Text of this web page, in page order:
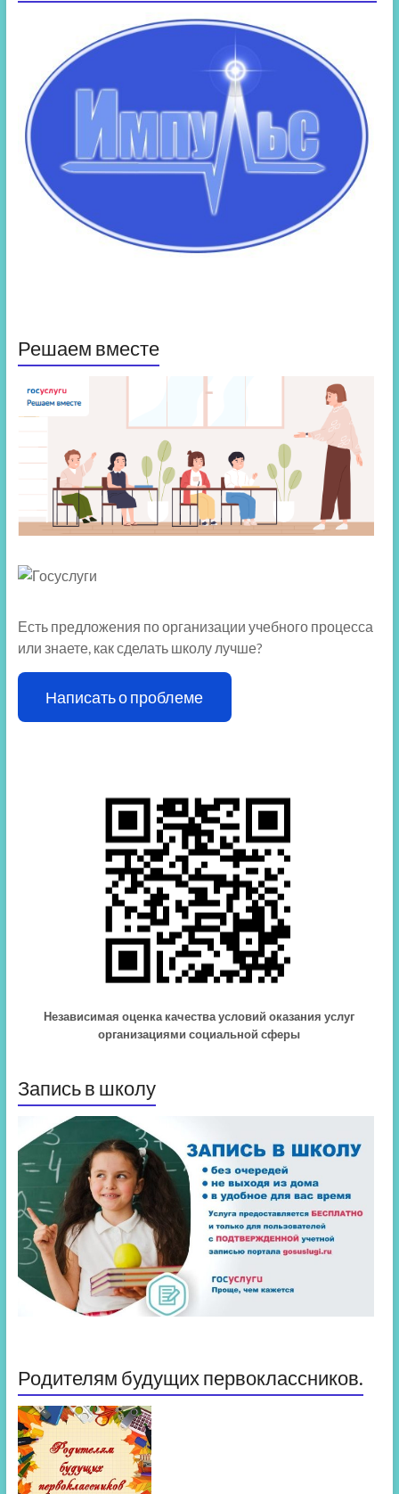
Решаем вместе
Есть предложения по организации учебного процесса
или знаете, как сделать школу лучше?
Написать о проблеме
Независимая оценка качества условий оказания услуг
организациями социальной сферы
Запись в школу
Родителям будущих первоклассников.